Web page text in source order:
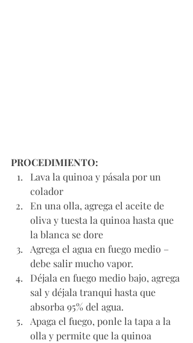
PROCEDIMIENTO:
Lava la quinoa y pásala por un
colador
En una olla, agrega el aceite de
oliva y tuesta la quinoa hasta que
la blanca se dore
Agrega el agua en fuego medio –
debe salir mucho vapor.
Déjala en fuego medio bajo, agrega
sal y déjala tranqui hasta que
absorba 95% del agua.
Apaga el fuego, ponle la tapa a la
olla y permite que la quinoa